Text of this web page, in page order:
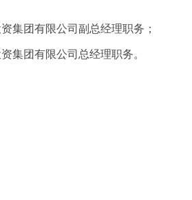
团有限公司副总经理职务；
团有限公司总经理职务。